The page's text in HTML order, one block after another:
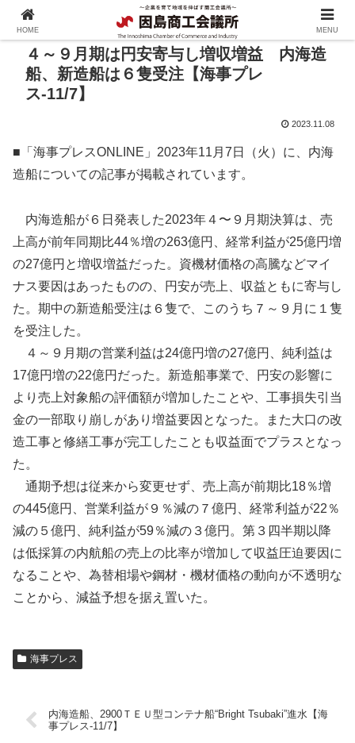
４～９月期は円安寄与し増収増益 内海造
船、新造船は６隻受注【海事プレ
ス-11/7】
2023.11.08
■「海事プレスONLINE」2023年11月7日（火）に、内海
造船についての記事が掲載されています。
内海造船が６日発表した2023年４〜９月期決算は、売
上高が前年同期比44％増の263億円、経常利益が25億円増
の27億円と増収増益だった。資機材価格の高騰などマイ
ナス要因はあったものの、円安が売上、収益ともに寄与し
た。期中の新造船受注は６隻で、このうち７～９月に１隻
を受注した。
４～９月期の営業利益は24億円増の27億円、純利益は
17億円増の22億円だった。新造船事業で、円安の影響に
より売上対象船の評価額が増加したことや、工事損失引当
金の一部取り崩しがあり増益要因となった。また大口の改
造工事と修繕工事が完工したことも収益面でプラスとなっ
た。
通期予想は従来から変更せず、売上高が前期比18％増
の445億円、営業利益が９％減の７億円、経常利益が22％
減の５億円、純利益が59％減の３億円。第３四半期以降
は低採算の内航船の売上の比率が増加して収益圧迫要因に
なることや、為替相場や鋼材・機材価格の動向が不透明な
ことから、減益予想を据え置いた。
海事プレス
内海造船、2900ＴＥＵ型コンテナ船“Bright Tsubaki”進水【海
事プレス-11/7】
HOME MENU